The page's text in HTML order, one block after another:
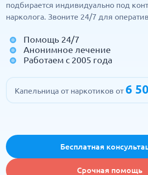
подбирается индивидуально под
нарколога. Звоните 24/7 для
Помощь 24/7
Анонимное лечение
Работаем с 2005 года
Капельница от наркотиков от 6
Бесплатная
Срочная помощь